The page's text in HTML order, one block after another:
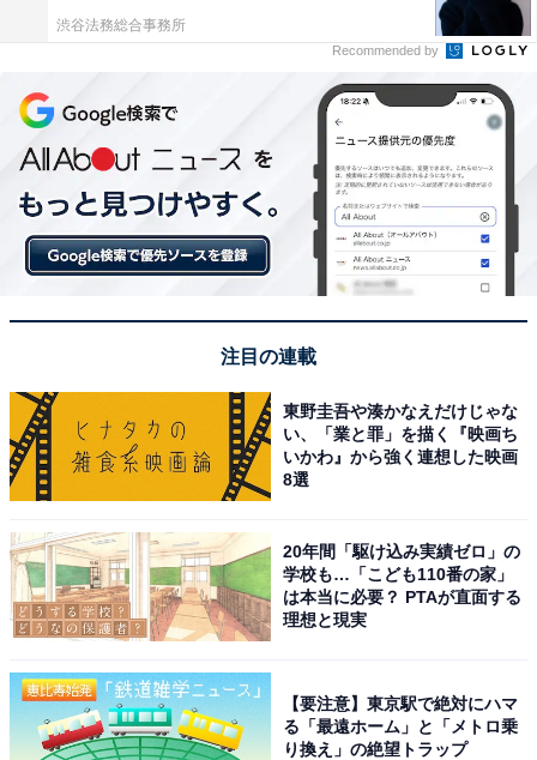
渋谷法務総合事務所
Recommended by
注目の連載
東野圭吾や湊かなえだけじゃな
い、「業と罪」を描く『映画ち
いかわ』から強く連想した映画
8選
20年間「駆け込み実績ゼロ」の
学校も…「こども110番の家」
は本当に必要？ PTAが直面する
理想と現実
【要注意】東京駅で絶対にハマ
る「最遠ホーム」と「メトロ乗
り換え」の絶望トラップ